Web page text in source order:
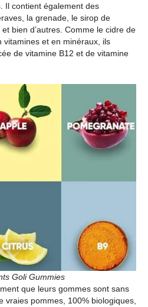
Il contient également des
la grenade, le sirop de
bien d’autres. Comme le cidre de
vitamines et en minéraux, ils
de vitamine B12 et de vitamine
Goli Gummies
que leurs gommes sont sans
vraies pommes, 100% biologiques,